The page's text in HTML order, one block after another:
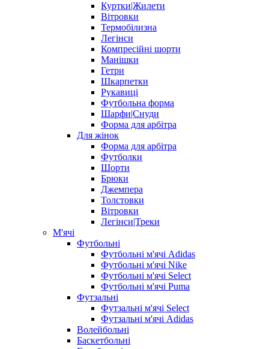
Куртки|Жилети
Вітровки
Термобілизна
Легінси
Компресійні шорти
Манішки
Гетри
Шкарпетки
Рукавиці
Футбольна форма
Шарфи|Снуди
Форма для арбітра
Для жінок
Форма для арбітра
Футболки
Шорти
Брюки
Джемпера
Толстовки
Вітровки
Легінси|Треки
М'ячі
Футбольні
Футбольні м'ячі Adidas
Футбольні м'ячі Nike
Футбольні м'ячі Select
Футбольні м'ячі Puma
Футзальні
Футзальні м'ячі Select
Футзальні м'ячі Adidas
Волейбольні
Баскетбольні